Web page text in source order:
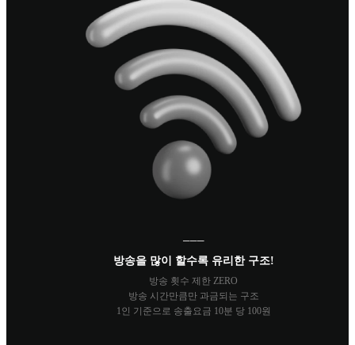
───
방송을 많이 할수록 유리한 구조!
방송 횟수 제한 ZERO
방송 시간만큼만 과금되는 구조
1인 기준으로 송출요금 10분 당 100원